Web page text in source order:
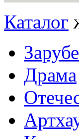
Каталог
Драма